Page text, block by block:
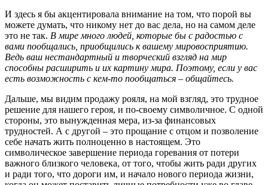
И здесь я бы акцентировала внимание на том, что порой вы
можете думать, что никому нет до вас дела, но на самом деле
это не так. В мире много людей, которые бы с радостью с
вами пообщались, приобщились к вашему мировосприятию.
Ведь ваш нестандартный и творческий взгляд на мир
способны расширить и их картину мира. Поэтому, если у вас
есть возможность с кем-то пообщаться – общайтесь.
Дальше, мы видим продажу рояля, на мой взгляд, это трудное
решение для нашего героя, и по-своему символичное. С одной
стороны, это вынужденная мера, из-за финансовых
трудностей. А с другой – это прощание с отцом и позволение
себе начать жить полноценно в настоящем. Это
символическое завершение периода горевания от потери
важного близкого человека, от того, чтобы жить ради других
и ради того, что дороги им, и начало нового периода жизни,